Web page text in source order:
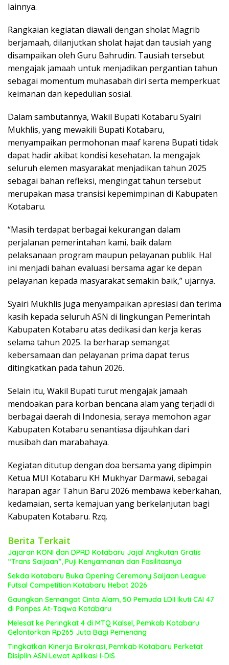
lainnya.
Rangkaian kegiatan diawali dengan sholat Magrib
berjamaah, dilanjutkan sholat hajat dan tausiah yang
disampaikan oleh Guru Bahrudin. Tausiah tersebut
mengajak jamaah untuk menjadikan pergantian tahun
sebagai momentum muhasabah diri serta memperkuat
keimanan dan kepedulian sosial.
Dalam sambutannya, Wakil Bupati Kotabaru Syairi
Mukhlis, yang mewakili Bupati Kotabaru,
menyampaikan permohonan maaf karena Bupati tidak
dapat hadir akibat kondisi kesehatan. Ia mengajak
seluruh elemen masyarakat menjadikan tahun 2025
sebagai bahan refleksi, mengingat tahun tersebut
merupakan masa transisi kepemimpinan di Kabupaten
Kotabaru.
“Masih terdapat berbagai kekurangan dalam
perjalanan pemerintahan kami, baik dalam
pelaksanaan program maupun pelayanan publik. Hal
ini menjadi bahan evaluasi bersama agar ke depan
pelayanan kepada masyarakat semakin baik,” ujarnya.
Syairi Mukhlis juga menyampaikan apresiasi dan terima
kasih kepada seluruh ASN di lingkungan Pemerintah
Kabupaten Kotabaru atas dedikasi dan kerja keras
selama tahun 2025. Ia berharap semangat
kebersamaan dan pelayanan prima dapat terus
ditingkatkan pada tahun 2026.
Selain itu, Wakil Bupati turut mengajak jamaah
mendoakan para korban bencana alam yang terjadi di
berbagai daerah di Indonesia, seraya memohon agar
Kabupaten Kotabaru senantiasa dijauhkan dari
musibah dan marabahaya.
Kegiatan ditutup dengan doa bersama yang dipimpin
Ketua MUI Kotabaru KH Mukhyar Darmawi, sebagai
harapan agar Tahun Baru 2026 membawa keberkahan,
kedamaian, serta kemajuan yang berkelanjutan bagi
Kabupaten Kotabaru. Rzq.
Berita Terkait
Jajaran KONI dan DPRD Kotabaru Jajal Angkutan Gratis
“Trans Saijaan”, Puji Kenyamanan dan Fasilitasnya
Sekda Kotabaru Buka Opening Ceremony Saijaan League
Futsal Competition Kotabaru Hebat 2026
Gaungkan Semangat Cinta Alam, 50 Pemuda LDII Ikuti CAI 47
di Ponpes At-Taqwa Kotabaru
Melesat ke Peringkat 4 di MTQ Kalsel, Pemkab Kotabaru
Gelontorkan Rp265 Juta Bagi Pemenang
Tingkatkan Kinerja Birokrasi, Pemkab Kotabaru Perketat
Disiplin ASN Lewat Aplikasi I-DIS